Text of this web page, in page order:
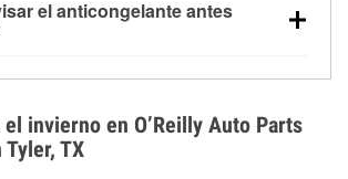
por cada 10 °F que baja la
obtener más información sobre
el anticongelante antes
en condiciones de frío
cómo comprobar la protección
en nuestra sección How-To.
invierno en O’Reilly Auto Parts
TX